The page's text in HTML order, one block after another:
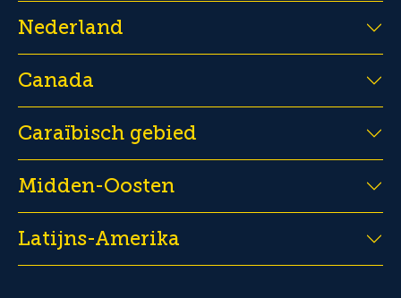
Nederland
Canada
Caraïbisch gebied
Midden-Oosten
Latijns-Amerika